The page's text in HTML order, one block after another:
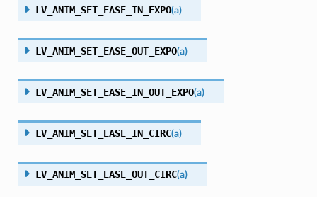
LV_ANIM_SET_EASE_IN_EXPO(a)
LV_ANIM_SET_EASE_OUT_EXPO(a)
LV_ANIM_SET_EASE_IN_OUT_EXPO(a)
LV_ANIM_SET_EASE_IN_CIRC(a)
LV_ANIM_SET_EASE_OUT_CIRC(a)